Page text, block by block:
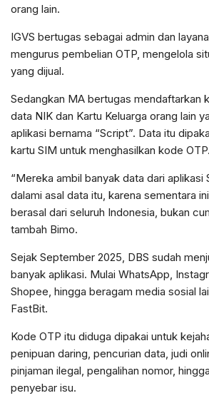
orang lain.
IGVS bertugas sebagai admin dan
mengurus pembelian OTP, mengelola
yang dijual.
Sedangkan MA bertugas mendaftarkan
data NIK dan Kartu Keluarga orang lain
aplikasi bernama “Script”. Data itu
kartu SIM untuk menghasilkan kode OTP.
“Mereka ambil banyak data dari aplikasi
dalami asal data itu, karena sementara
berasal dari seluruh Indonesia, bukan
tambah Bimo.
Sejak September 2025, DBS sudah
banyak aplikasi. Mulai WhatsApp,
Shopee, hingga beragam media sosial
FastBit.
Kode OTP itu diduga dipakai untuk
penipuan daring, pencurian data, judi
pinjaman ilegal, pengalihan nomor,
penyebar isu.